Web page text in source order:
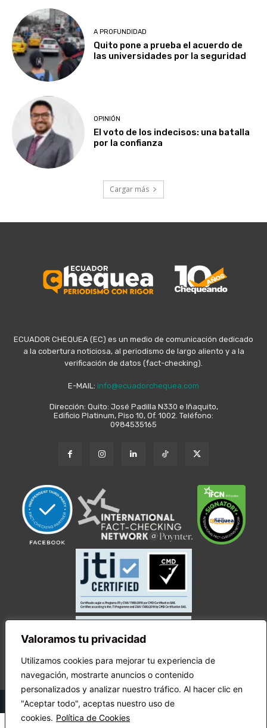
Valoramos tu privacidad
Utilizamos cookies para mejorar tu experiencia de
navegación, mostrarte anuncios o contenido
personalizados y analizar nuestro tráfico. Al hacer clic en
"Aceptar todo", aceptas nuestro uso de
cookies. Política de Cookies
A PROFUNDIDAD
Quito pone a prueba el acuerdo de
las universidades por la seguridad
OPINIÓN
El voto de los indecisos: una batalla
por la confianza
Cargar más
ECUADOR CHEQUEA (EC) es un medio de comunicación dedicado
a la cobertura noticiosa, al periodismo de largo aliento y a la
verificación de datos (fact-checking).
E-MAIL: info@ecuadorchequea.com
Dirección: Quito: José Padilla N330 e Iñaquito,
Edificio Platinum, Piso 10, Of. 1002. Teléfono:
0984535165
© Copyright Ecuador Chequea 2025.